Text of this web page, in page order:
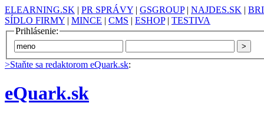
ELEARNING.SK | PR SPRÁVY | GSGROUP| NAJDES.SK |
SÍDLO FIRMY | MINCE | CMS | ESHOP| TESTIVA
Prihlásenie:
>Staňte sa redaktorom eQuark.sk:
eQuark.sk